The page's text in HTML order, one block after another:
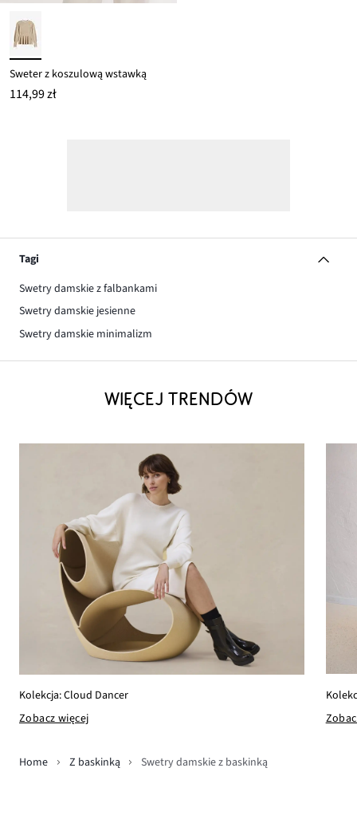
Sweter z koszulową wstawką
114,99 zł
Tagi
Swetry damskie z falbankami
Swetry damskie jesienne
Swetry damskie minimalizm
WIĘCEJ TRENDÓW
Kolekcja: Cloud Dancer
Zobacz więcej
Home Z baskinką Swetry damskie z baskinką